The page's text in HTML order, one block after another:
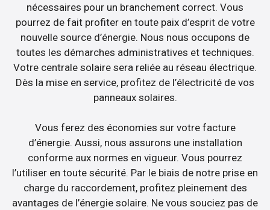
nécessaires pour un branchement correct. Vous
pourrez de fait profiter en toute paix d’esprit de votre
nouvelle source d’énergie. Nous nous occupons de
toutes les démarches administratives et techniques.
Votre centrale solaire sera reliée au réseau électrique.
Dès la mise en service, profitez de l’électricité de vos
panneaux solaires.
Vous ferez des économies sur votre facture
d’énergie. Aussi, nous assurons une installation
conforme aux normes en vigueur. Vous pourrez
l’utiliser en toute sécurité. Par le biais de notre prise en
charge du raccordement, profitez pleinement des
avantages de l’énergie solaire. Ne vous souciez pas de